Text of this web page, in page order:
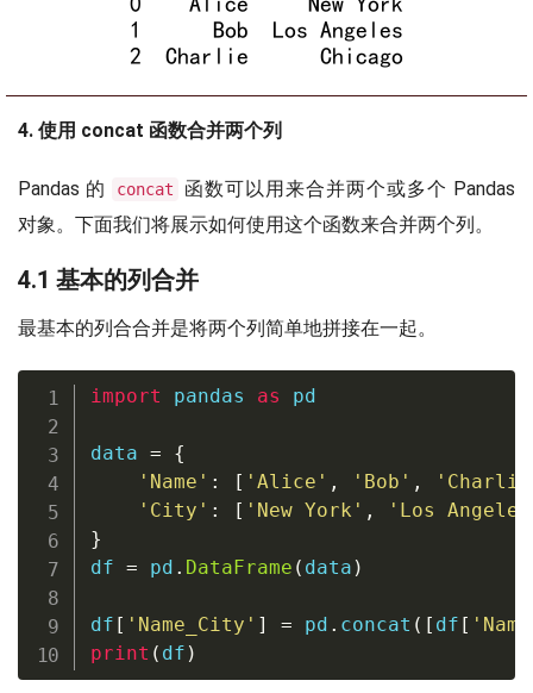
4. 使用 concat 函数合并两个列
Pandas 的 concat
函数可以用来合并两个或多个 Pandas
对象。下面我们将展示如何使用这个函数来合并两个列。
4.1 基本的列合并
最基本的列合合并是将两个列简单地拼接在一起。
import pandas as pd
data =
{
'Name' : [ 'Alice' , 'Bob' ,
'City' : [ 'New York' ,
'Los
}
df = pd . DataFrame ( data )
df [ 'Name_City' ] = pd . concat ( [ df [
print ( df )